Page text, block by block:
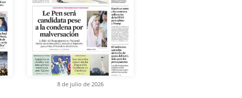
8 de julio de 2026